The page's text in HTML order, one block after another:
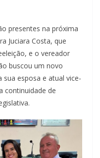
presentes na próxima
Juciara Costa, que
e o vereador
buscou um novo
esposa e atual vice-
continuidade de